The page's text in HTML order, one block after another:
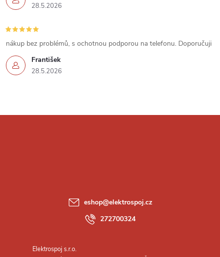
28.5.2026
František
28.5.2026
nákup bez problémů, s ochotnou podporou na telefonu. Doporučuji
eshop@elektrospoj.cz
272700324